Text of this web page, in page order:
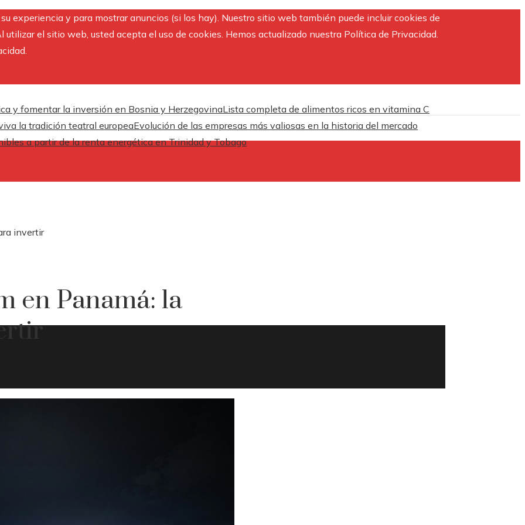
experiencia y para mostrar anuncios (si los hay). Nuestro sitio web también puede incluir cookies de
utilizar el sitio web, usted acepta el uso de cookies. Hemos actualizado nuestra Política de Privacidad.
y fomentar la inversión en Bosnia y HerzegovinaLista completa de alimentos ricos en vitamina C
la tradición teatral europeaEvolución de las empresas más valiosas en la historia del mercado
a partir de la renta energética en Trinidad y Tobago
invertir
en Panamá: la